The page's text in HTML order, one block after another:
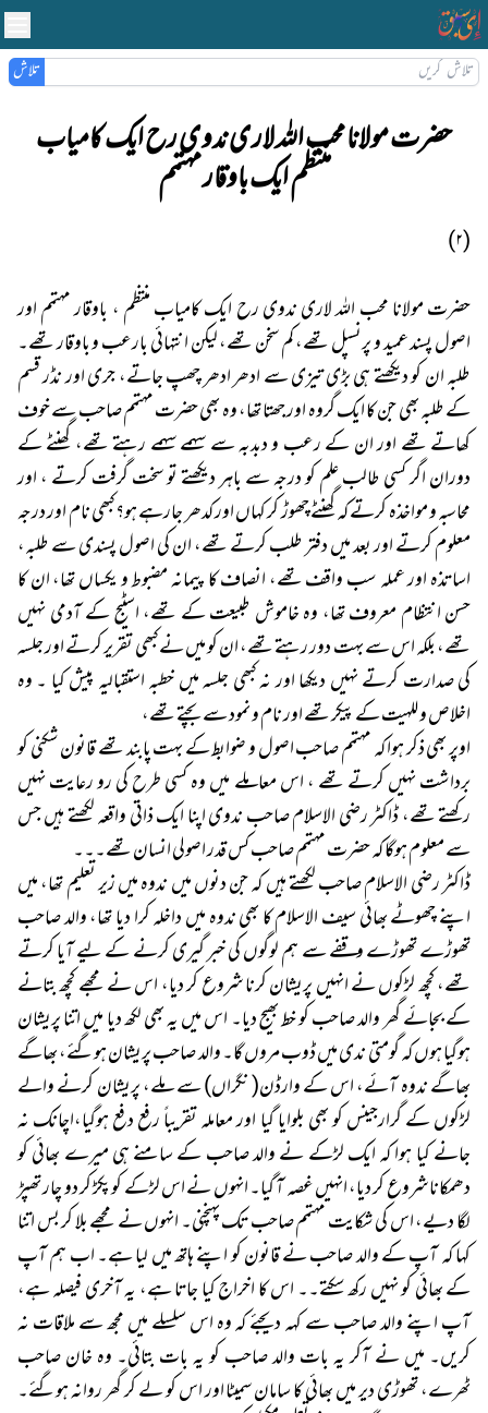
تلاش
حضرت مولانا محب اللہ لاری ندوی رح ایک کامیاب
منتظم ایک باوقار مہتمم
(۲)
حضرت مولانا محب اللہ لاری ندوی رح ایک کامیاب منتظم ، باوقار مہتمم اور
اصول پسند عمید و پرنسپل تھے، کم سخن تھے، لیکن انتہائی بارعب و باوقار تھے۔
طلبہ ان کو دیکھتے ہی بڑی تیزی سے ادھر ادھر چھپ جاتے، جری اور نڈر قسم
کے طلبہ بھی جن کا ایک گروہ اور جھتا تھا، وہ بھی حضرت مہتمم صاحب سے خوف
کھاتے تھے اور ان کے رعب و دبدبہ سے سہمے سہمے رہتے تھے، گھنٹے کے
دوران اگر کسی طالب علم کو درجہ سے باہر دیکھتے تو سخت گرفت کرتے ، اور
محاسبہ و مواخذہ کرتے کہ گھنٹے چھوڑ کر کہاں اور کدھر جارہے ہو؟ کبھی نام اور درجہ
معلوم کرتے اور بعد میں دفتر طلب کرتے تھے، ان کی اصول پسندی سے طلبہ،
اساتذہ اور عملہ سب واقف تھے، انصاف کا پیمانہ مضبوط و یکساں تھا، ان کا
حسن انتظام معروف تھا، وہ خاموش طبیعت کے تھے، اسٹیج کے آدمی نہیں
تھے، بلکہ اس سے بہت دور رہتے تھے، ان کو میں نے کبھی تقریر کرتے اور جلسہ
کی صدارت کرتے نہیں دیکھا اور نہ کبھی جلسہ میں خطبہ استقبالیہ پیش کیا ۔ وہ
اخلاص و للہیت کے پیکر تھے اور نام و نمود سے بچتے تھے،
اوپر بھی ذکر ہوا کہ مہتمم صاحب اصول و ضوابط کے بہت پابند تھے قانون شکنی کو
برداشت نہیں کرتے تھے ، اس معاملے میں وہ کسی طرح کی رو رعایت نہیں
رکھتے تھے، ڈاکٹر رضی الاسلام صاحب ندوی اپنا ایک ذاتی واقعہ لکھتے ہیں جس
سے معلوم ہوگا کہ حضرت مہتمم صاحب کس قدر اصولی انسان تھے۔۔۔
ڈاکٹر رضی الاسلام صاحب لکھتے ہیں کہ جن دنوں میں ندوہ میں زیر تعلیم تھا، میں
اپنے چھوٹے بھائی سیف الاسلام کا بھی ندوہ میں داخلہ کرا دیا تھا، والد صاحب
تھوڑے تھوڑے وقفے سے ہم لوگوں کی خبر گیری کرنے کے لیے آیا کرتے
تھے، کچھ لڑکوں نے انہیں پریشان کرنا شروع کر دیا، اس نے مجھے کچھ بتانے
کے بجائے گھر والد صاحب کو خط بھیج دیا۔ اس میں یہ بھی لکھ دیا میں اتنا پریشان
ہوگیا ہوں کہ گومتی ندی میں ڈوب مروں گا۔ والد صاحب پریشان ہوگئے، بھاگے
بھاگے ندوہ آئے، اس کے وارڈن( نگراں) سے ملے، پریشان کرنے والے
لڑکوں کے گرارجینس کو بھی بلوایا گیا اور معاملہ تقریباً رفع دفع ہوگیا،اچانک نہ
جانے کیا ہوا کہ ایک لڑکے نے والد صاحب کے سامنے ہی میرے بھائی کو
دھمکانا شروع کر دیا، انہیں غصہ آ گیا۔ انہوں نے اس لڑکے کو پکڑ کر دو چار تھپڑ
لگا دیے، اس کی شکایت مہتمم صاحب تک پہنچنی۔ انہوں نے مجھے بلا کر بس اتنا
کہا کہ آپ کے والد صاحب نے قانون کو اپنے ہاتھ میں لیا ہے۔ اب ہم آپ
کے بھائی کو نہیں رکھ سکتے۔۔ اس کا اخراج کیا جاتا ہے، یہ آخری فیصلہ ہے،
آپ اپنے والد صاحب سے کہہ دیجئے کہ وہ اس سلسلے میں مجھ سے ملاقات نہ
کریں۔ میں نے آکر یہ بات والد صاحب کو یہ بات بتائی۔ وہ خان صاحب
ٹھرے، تھوڑی دیر میں بھائی کا سامان سمیٹا اور اس کو لے کر گھر روانہ ہوگئے۔